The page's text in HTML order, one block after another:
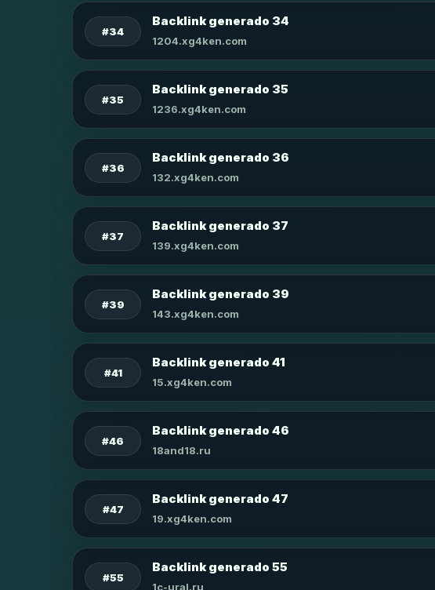
#34
Backlink generado 34
1204.xg4ken.com
#35
Backlink generado 35
1236.xg4ken.com
#36
Backlink generado 36
132.xg4ken.com
#37
Backlink generado 37
139.xg4ken.com
#39
Backlink generado 39
143.xg4ken.com
#41
Backlink generado 41
15.xg4ken.com
#46
Backlink generado 46
18and18.ru
#47
Backlink generado 47
19.xg4ken.com
#55
Backlink generado 55
1c-ural.ru